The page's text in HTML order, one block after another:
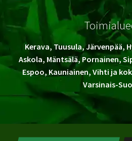
Kerava, Tuusula, Järvenpää,
Askola, Mäntsälä, Pornainen,
Espoo, Kauniainen, Vihti ja
Varsinais-